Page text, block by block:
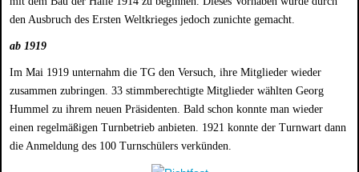
den Ausbruch des Ersten Weltkrieges jedoch zunichte gemacht.
ab 1919
Im Mai 1919 unternahm die TG den Versuch, ihre Mitglieder wieder
zusammen zubringen. 33 stimmberechtigte Mitglieder wählten Georg
Hummel zu ihrem neuen Präsidenten. Bald schon konnte man wieder
einen regelmäßigen Turnbetrieb anbieten. 1921 konnte der Turnwart dann
die Anmeldung des 100 Turnschülers verkünden.